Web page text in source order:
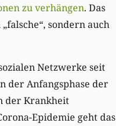
zu verhängen. Das
sondern auch
Netzwerke seit
der Anfangsphase der
der Krankheit
Epidemie geht das